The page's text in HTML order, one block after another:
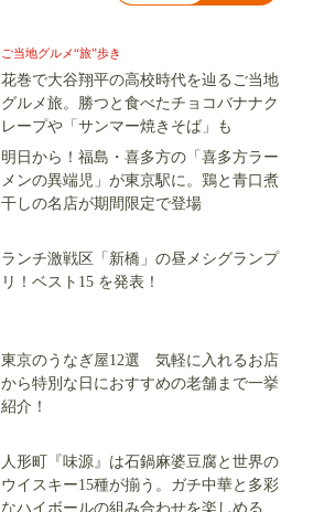
ご当地グルメ“旅”歩き
花巻で大谷翔平の高校時代を辿るご当地
グルメ旅。勝つと食べたチョコバナナク
レープや「サンマー焼きそば」も
明日から！福島・喜多方の「喜多方ラー
メンの異端児」が東京駅に。鶏と青口煮
干しの名店が期間限定で登場
ランチ激戦区「新橋」の昼メシグランプ
リ！ベスト15 を発表！
東京のうなぎ屋12選 気軽に入れるお店
から特別な日におすすめの老舗まで一挙
紹介！
人形町『味源』は石鍋麻婆豆腐と世界の
ウイスキー15種が揃う。ガチ中華と多彩
なハイボールの組み合わせを楽しめる